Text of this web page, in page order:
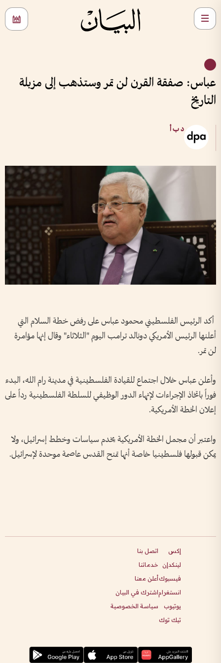
عباس: صفقة القرن لن تمر وستذهب إلى مزبلة
التاريخ
د ب أ
أكد الرئيس الفلسطيني محمود عباس على رفض خطة السلام التي
أعلنها الرئيس الأمريكي دونالد ترامب اليوم "الثلاثاء" وقال إنها مؤامرة
لن تمر.
وأعلن عباس خلال اجتماع للقيادة الفلسطينية في مدينة رام الله، البدء
فوراً باتخاذ الإجراءات لإنهاء الدور الوظيفي للسلطة الفلسطينية رداً على
إعلان الخطة الأمريكية.
واعتبر أن مجمل الخطة الأمريكية يخدم سياسات وخطط إسرائيل، ولا
يمكن قبولها فلسطينيا خاصة أنها تمنح القدس عاصمة موحدة لإسرائيل.
إكس
لينكدإن
فيسبوك
انستغرام
يوتيوب
تيك توك
اتصل بنا
خدماتنا
أعلن معنا
اشترك في البيان
سياسة الخصوصية